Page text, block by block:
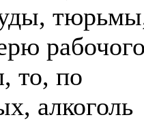
то, по
алкоголь